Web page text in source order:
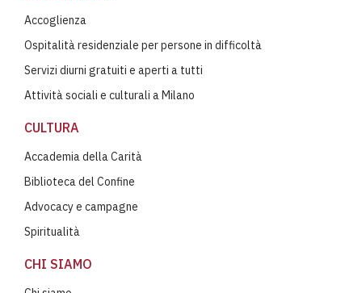
Accoglienza
Ospitalità residenziale per persone in difficoltà
Servizi diurni gratuiti e aperti a tutti
Attività sociali e culturali a Milano
CULTURA
Accademia della Carità
Biblioteca del Confine
Advocacy e campagne
Spiritualità
CHI SIAMO